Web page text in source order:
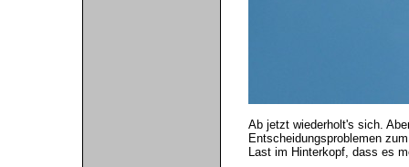
Ab jetzt wiederholt's sich.
Entscheidungsproblemen
Last im Hinterkopf, dass es